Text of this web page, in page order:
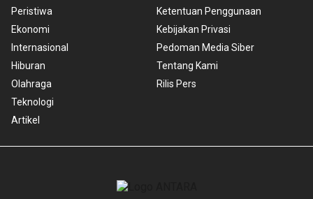
Peristiwa
Ekonomi
Internasional
Hiburan
Olahraga
Teknologi
Artikel
Ketentuan Penggunaan
Kebijakan Privasi
Pedoman Media Siber
Tentang Kami
Rilis Pers